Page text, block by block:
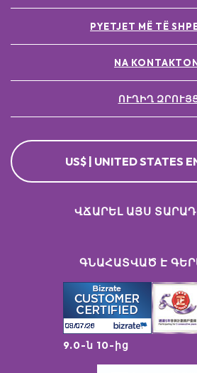
PYETJET MË TË
NA
ՈՒՂԻՂ
US$ | UNITED STATES
ԳՆԱՀԱՏՎԱԾ Է
9.0-ն 10-ից
ՎՃԱՐԵԼ ԱՅՍ